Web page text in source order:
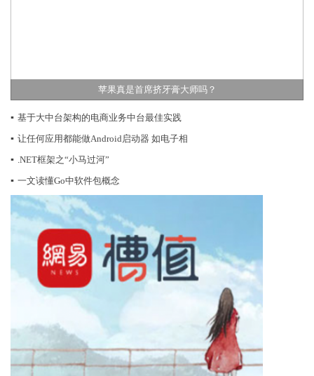
苹果真是首席挤牙膏大师吗？
▪ 基于大中台架构的电商业务中台最佳实践
▪ 让任何应用都能做Android启动器 如电子相
▪ .NET框架之“小马过河”
▪ 一文读懂Go中软件包概念